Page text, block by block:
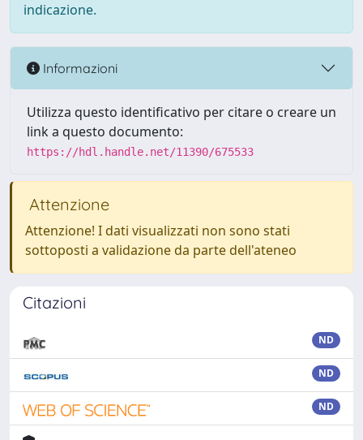
indicazione.
Informazioni
Utilizza questo identificativo per citare o creare un
link a questo documento:
https://hdl.handle.net/11390/675533
Attenzione
Attenzione! I dati visualizzati non sono stati
sottoposti a validazione da parte dell'ateneo
Citazioni
ND
ND
ND